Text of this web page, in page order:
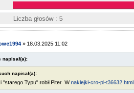
Liczba głosów : 5
» 18.03.2025 11:02
napisał(a):
napisał(a):
"starego Typu" robił Piter_Wnaklejki-cro-pl-t36632.html